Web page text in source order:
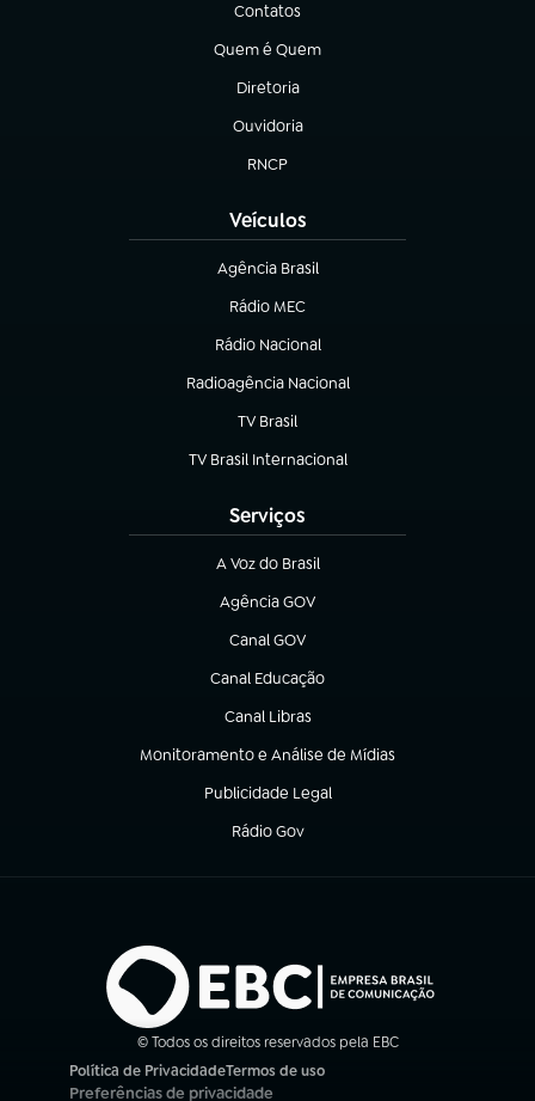
Contatos
(abre em nova aba)
Quem é Quem
(abre em nova aba)
Diretoria
(abre em nova aba)
Ouvidoria
(abre em nova aba)
RNCP
(abre em nova aba)
Veículos
Agência Brasil
(abre em nova aba)
Rádio MEC
Rádio Nacional
(abre em nova aba)
Radioagência Nacional
(abre em nova aba)
TV Brasil
(abre em nova aba)
TV Brasil Internacional
(abre em nova aba)
Serviços
A Voz do Brasil
(abre em nova aba)
Agência GOV
(abre em nova aba)
Canal GOV
(abre em nova aba)
Canal Educação
(abre em nova aba)
Canal Libras
(abre em nova aba)
Monitoramento e Análise de Mídias
(abre em nova aba)
Publicidade Legal
(abre em nova aba)
Rádio Gov
(abre em nova aba)
© Todos os direitos reservados pela EBC
Política de Privacidade
(abre em nova aba)
Termos de uso
(abre em nova aba)
Preferências de privacidade